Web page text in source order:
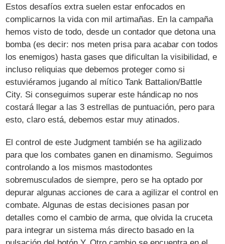
Estos desafíos extra suelen estar enfocados en
complicarnos la vida con mil artimañas. En la campaña
hemos visto de todo, desde un contador que detona una
bomba (es decir: nos meten prisa para acabar con todos
los enemigos) hasta gases que dificultan la visibilidad, e
incluso reliquias que debemos proteger como si
estuviéramos jugando al mítico Tank Battalion/Battle
City. Si conseguimos superar este hándicap no nos
costará llegar a las 3 estrellas de puntuación, pero para
esto, claro está, debemos estar muy atinados.
El control de este Judgment también se ha agilizado
para que los combates ganen en dinamismo. Seguimos
controlando a los mismos mastodontes
sobremusculados de siempre, pero se ha optado por
depurar algunas acciones de cara a agilizar el control en
combate. Algunas de estas decisiones pasan por
detalles como el cambio de arma, que olvida la cruceta
para integrar un sistema más directo basado en la